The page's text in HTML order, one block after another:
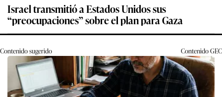
Israel transmitió a Estados Unidos sus
“preocupaciones” sobre el plan para Gaza
Contenido sugerido ContenidoGEC